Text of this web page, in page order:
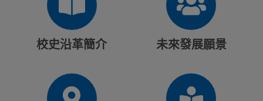
校史沿革簡介 未來發展願景